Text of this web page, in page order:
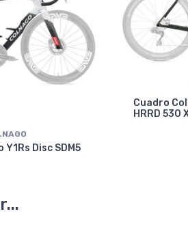
Disc SDM5
Cuadro
HRRD 530